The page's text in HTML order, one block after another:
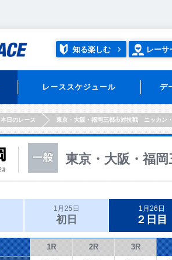
知る楽しむ レーサ
レーススケジュール デ
本日のレース 東京・大阪・福岡三都市対抗戦 ニッカン
東京・大阪・福
1月25日
初日
1月26日
２日目
1R 2R 3R